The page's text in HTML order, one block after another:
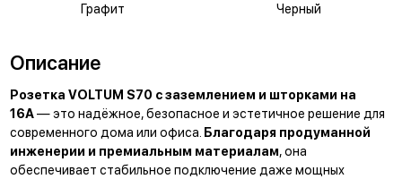
Графит Черный
Описание
Розетка VOLTUM S70 с заземлением и шторками на
16А— это надёжное, безопасное и эстетичное решение для
современного дома или офиса. Благодаря продуманной
инженерии и премиальным материалам, она
обеспечивает стабильное подключение даже мощных